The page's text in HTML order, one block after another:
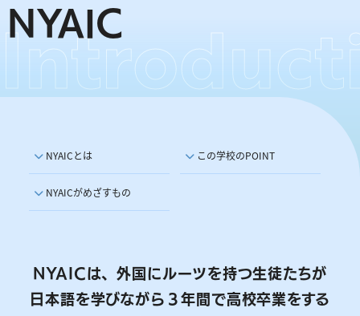
NYAIC
NYAICとは この学校のPOINT
NYAICがめざすもの
NYAICは、外国にルーツを持つ生徒たちが
日本語を学びながら ３年間で高校卒業をする